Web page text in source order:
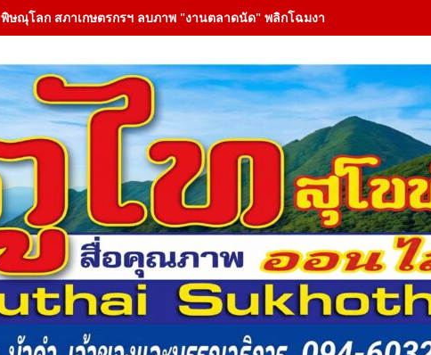
พิษณุโลก สภาเกษตรกรฯ ลบภาพ "งานตลาดนัด" พลิกโฉมงาน "เกษตรรุ่งเรือง